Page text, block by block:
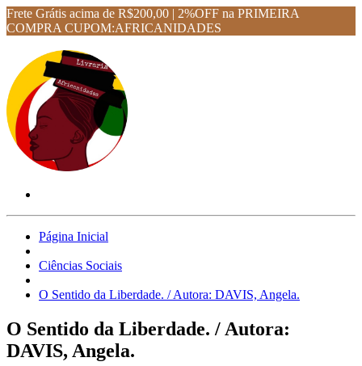
Frete Grátis acima de R$200,00 | 2%OFF na PRIMEIRA
COMPRA CUPOM:AFRICANIDADES
Página Inicial
Ciências Sociais
O Sentido da Liberdade. / Autora: DAVIS, Angela.
O Sentido da Liberdade. / Autora:
DAVIS, Angela.